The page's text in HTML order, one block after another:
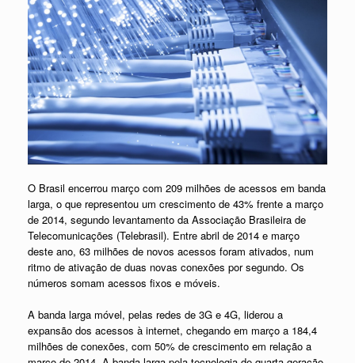
O Brasil encerrou março com 209 milhões de acessos em banda
larga, o que representou um crescimento de 43% frente a março
de 2014, segundo levantamento da Associação Brasileira de
Telecomunicações (Telebrasil). Entre abril de 2014 e março
deste ano, 63 milhões de novos acessos foram ativados, num
ritmo de ativação de duas novas conexões por segundo. Os
números somam acessos fixos e móveis.
A banda larga móvel, pelas redes de 3G e 4G, liderou a
expansão dos acessos à internet, chegando em março a 184,4
milhões de conexões, com 50% de crescimento em relação a